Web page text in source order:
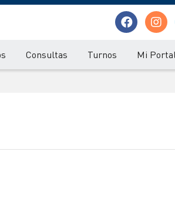
Consultas Turnos Mi Portal